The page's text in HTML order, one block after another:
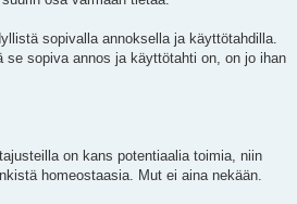
sopivalla annoksella ja käyttötahdilla.
se sopiva annos ja käyttötahti on, on jo ihan
on kans potentiaalia toimia, niin
homeostaasia. Mut ei aina nekään.